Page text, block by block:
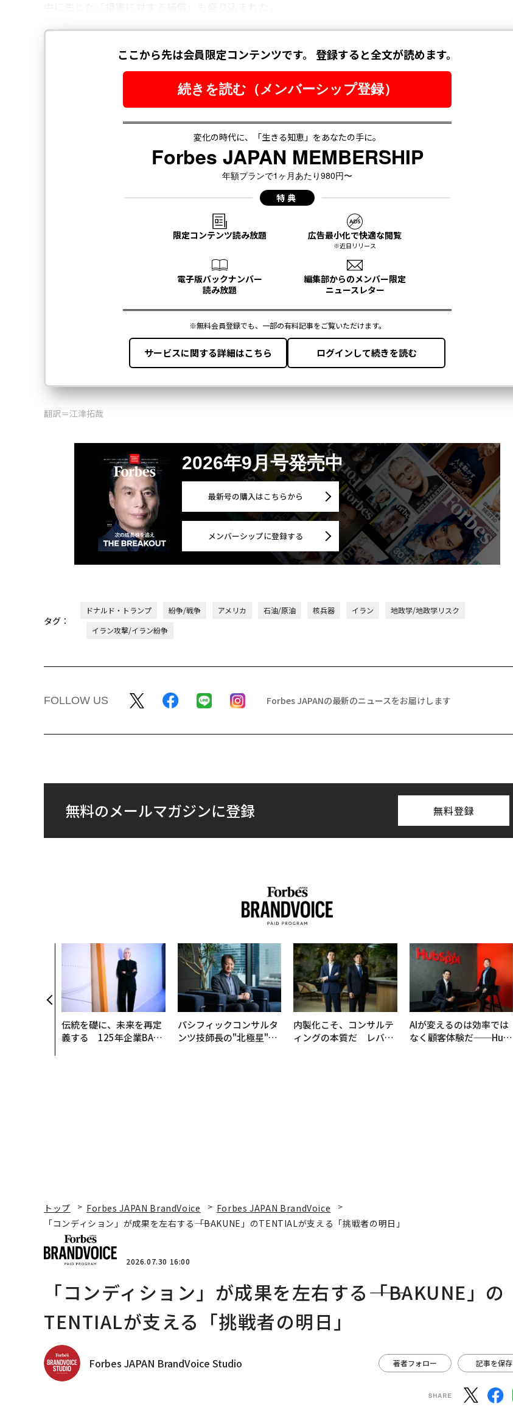
翻訳＝江津拓哉
2026年9月号発売中
最新号の購入はこちらから
メンバーシップに登録する
タグ：
ドナルド・トランプ 紛争/戦争 アメリカ 石油/原油 核兵器 イラン
地政学/地政学リスク
イラン攻撃/イラン紛争
FOLLOW US Forbes JAPANの最新のニュースをお届けします
無料のメールマガジンに登録 無料登録
伝統を礎に、未来を再定
義する 125年企業BAT
パシフィックコンサルタ
ンツ技師長の"北極星"。
内製化こそ、コンサルテ
ィングの本質だ レバレ
AIが変えるのは効率では
なく顧客体験だ──Hub
トップ Forbes JAPAN BrandVoice
Forbes JAPAN BrandVoice
「コンディション」が成果を左右する――「BAKUNE」のTENTIALが支える「挑戦者の明日」
2026.07.30 16:00
「コンディション」が成果を左右する――「BAKUNE」の
TENTIALが支える「挑戦者の明日」
Forbes JAPAN BrandVoice Studio 著者フォロー 記事を保存